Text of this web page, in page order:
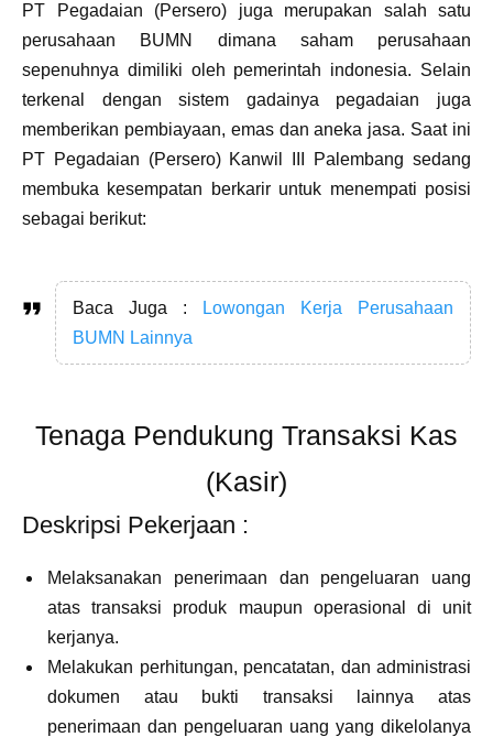
PT Pegadaian (Persero) juga merupakan salah satu
perusahaan BUMN dimana saham perusahaan
sepenuhnya dimiliki oleh pemerintah indonesia. Selain
terkenal dengan sistem gadainya pegadaian juga
memberikan pembiayaan, emas dan aneka jasa. Saat ini
PT Pegadaian (Persero) Kanwil III Palembang sedang
membuka kesempatan berkarir untuk menempati posisi
sebagai berikut:
Baca Juga :
Lowongan Kerja Perusahaan
BUMN Lainnya
Tenaga Pendukung Transaksi Kas
(Kasir)
Deskripsi Pekerjaan :
Melaksanakan penerimaan dan pengeluaran uang
atas transaksi produk maupun operasional di unit
kerjanya.
Melakukan perhitungan, pencatatan, dan administrasi
dokumen atau bukti transaksi lainnya atas
penerimaan dan pengeluaran uang yang dikelolanya